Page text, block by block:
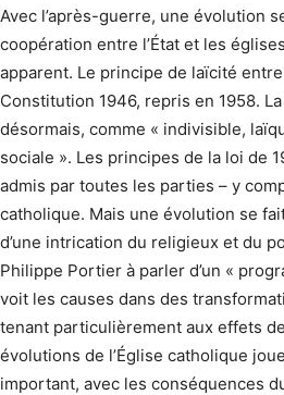
Avec l’après-guerre, une évolution
coopération entre l’État et les
apparent. Le principe de laïcité
Constitution 1946, repris en 1958.
désormais, comme « indivisible,
sociale ». Les principes de la loi de
admis par toutes les parties – y
catholique. Mais une évolution se
d’une intrication du religieux et du
Philippe Portier à parler d’un «
voit les causes dans des
tenant particulièrement aux effets
évolutions de l’Église catholique
important, avec les conséquences